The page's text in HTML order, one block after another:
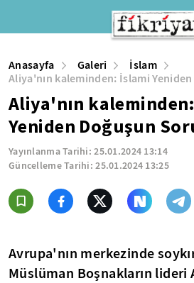
Anasayfa Galeri
İslam
Aliya'nın kaleminden: İslami
Aliya'nın
Yeniden Doğuşun
Yayınlanma Tarihi:25.01.2024 13:14
Güncelleme Tarihi:25.01.2024 13:25
Avrupa'nın merkezinde
Müslüman Boşnakların lideri